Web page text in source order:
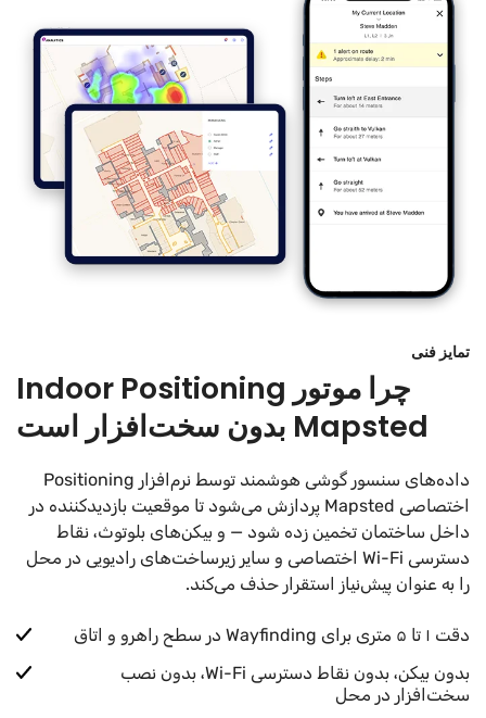
تمایز فنی
چرا موتور Indoor Positioning
Mapsted بدون سخت‌افزار است
داده‌های سنسور گوشی هوشمند توسط نرم‌افزار Positioning
اختصاصی Mapsted پردازش می‌شود تا موقعیت بازدیدکننده در
داخل ساختمان تخمین زده شود — و بیکن‌های بلوتوث، نقاط
دسترسی Wi-Fi اختصاصی و سایر زیرساخت‌های رادیویی در محل
را به عنوان پیش‌نیاز استقرار حذف می‌کند.
دقت ۱ تا ۵ متری برای Wayfinding در سطح راهرو و اتاق
بدون بیکن، بدون نقاط دسترسی Wi-Fi، بدون نصب
سخت‌افزار در محل